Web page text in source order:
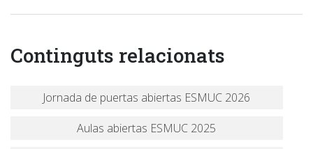
Continguts relacionats
Jornada de puertas abiertas ESMUC 2026
Aulas abiertas ESMUC 2025